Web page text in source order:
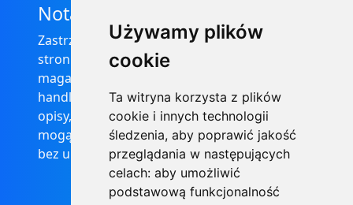
Używamy plików
cookie
Ta witryna korzysta z plików
cookie i innych technologii
śledzenia, aby poprawić jakość
przeglądania w następujących
celach: aby umożliwić
podstawową funkcjonalność
Nota prawna
Zastrzega się, że informacje zamieszczone na
stronie internetowej https://informator-
magazynowy.technical.pl/ nie stanowią oferty
handlowej w rozumieniu prawa, ponadto
opisy, dane techniczne i pozostałe informacje
mogą ulec zmianie bez podania przyczyny i
bez uprzedzenia.